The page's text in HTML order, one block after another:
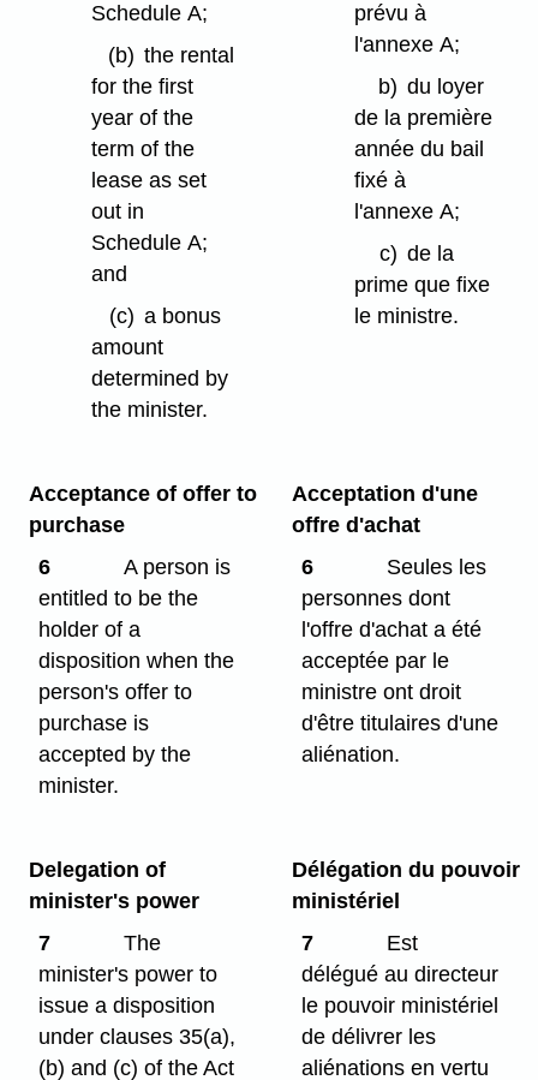
Schedule A;
(b) the rental
for the first
year of the
term of the
lease as set
out in
Schedule A;
and
(c) a bonus
amount
determined by
the minister.
prévu à
l'annexe A;
b) du loyer
de la première
année du bail
fixé à
l'annexe A;
c) de la
prime que fixe
le ministre.
Acceptance of offer to
purchase
6
A person is
entitled to be the
holder of a
disposition when the
person's offer to
purchase is
accepted by the
minister.
Acceptation d'une
offre d'achat
6
Seules les
personnes dont
l'offre d'achat a été
acceptée par le
ministre ont droit
d'être titulaires d'une
aliénation.
Delegation of
minister's power
7
The
minister's power to
issue a disposition
under clauses 35(a),
(b) and (c) of the Act
Délégation du pouvoir
ministériel
7
Est
délégué au directeur
le pouvoir ministériel
de délivrer les
aliénations en vertu